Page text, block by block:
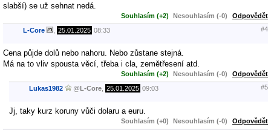
slabší) se už sehnat nedá.
Souhlasím (+2) Nesouhlasím (-0) Odpovědět
L-Core 25.01.2025 08:33 #4
Cena půjde dolů nebo nahoru. Nebo zůstane stejná.
Má na to vliv spousta věcí, třeba i cla, zemětřesení atd.
Souhlasím (+2) Nesouhlasím (-0) Odpovědět
Lukas1982 @L-Core 25.01.2025 09:03 #5
Jj, taky kurz koruny vůči dolaru a euru.
Souhlasím (+0) Nesouhlasím (-0) Odpovědět